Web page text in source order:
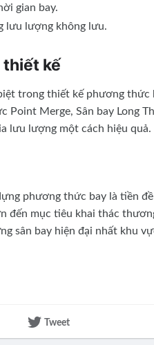
gian bay.
lưu lượng không lưu.
kế
trong thiết kế phương thức
Merge, Sân bay Long
lưu lượng một cách hiệu quả.
phương thức bay là tiền
đến mục tiêu khai thác
sân bay hiện đại nhất khu
Tweet